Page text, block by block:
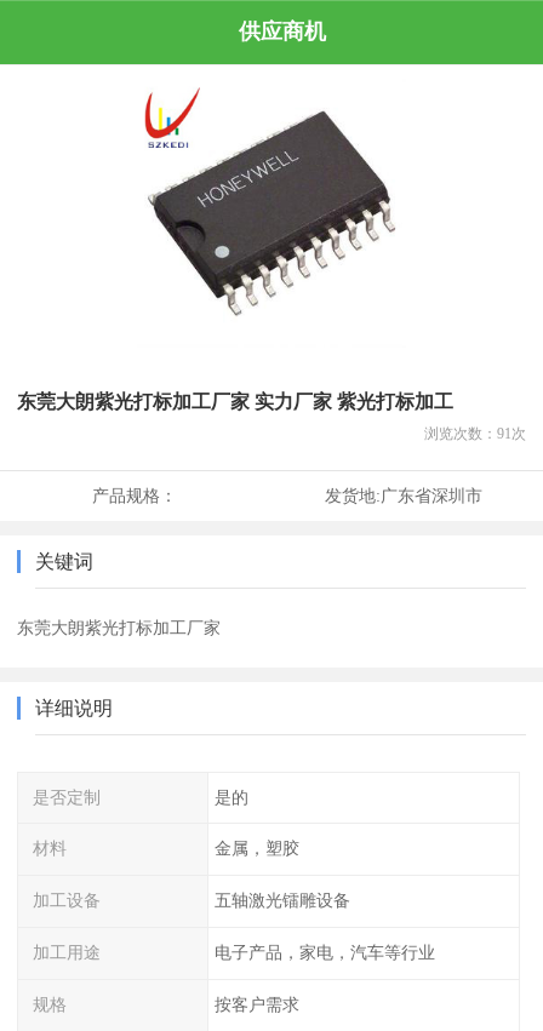
供应商机
东莞大朗紫光打标加工厂家 实力厂家 紫光打标加工
浏览次数： 91 次
产品规格： 发货地:广东省深圳市
关键词
东莞大朗紫光打标加工厂家
详细说明
是否定制 是的
材料 金属，塑胶
加工设备 五轴激光镭雕设备
加工用途 电子产品，家电，汽车等行业
规格 按客户需求